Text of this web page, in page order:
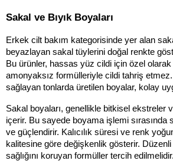
Sakal ve Bıyık Boyaları
Erkek cilt bakım kategorisinde yer alan
beyazlayan sakal tüylerini doğal renkte
Bu ürünler, hassas yüz cildi için özel
amonyaksız formülleriyle cildi tahriş
sağlayan tonlarda üretilen boyalar, kolay
Sakal boyaları, genellikle bitkisel ekstreler
içerir. Bu sayede boyama işlemi sırasında
ve güçlendirir. Kalıcılık süresi ve renk
kalitesine göre değişkenlik gösterir. Düzenli
sağlığını koruyan formüller tercih edilmelidir.